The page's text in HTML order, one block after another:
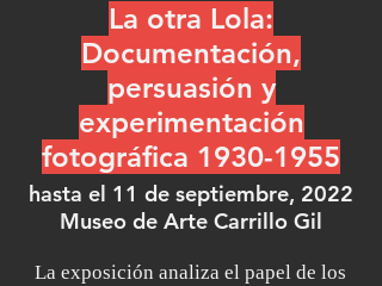
La otra Lola:
Documentación,
persuasión y
experimentación
fotográfica 1930-1955
hasta el 11 de septiembre, 2022
Museo de Arte Carrillo Gil
La exposición analiza el papel de los